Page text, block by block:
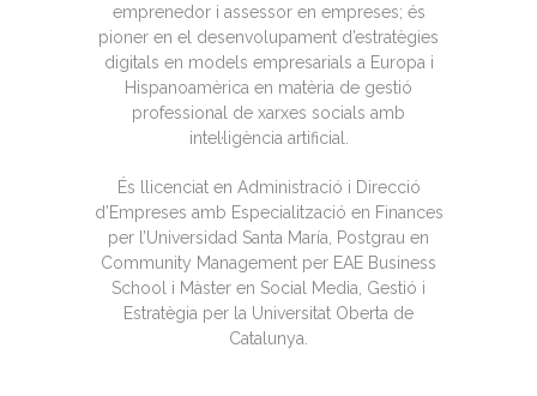
emprenedor i assessor en empreses; és
pioner en el desenvolupament d’estratègies
digitals en models empresarials a Europa i
Hispanoamèrica en matèria de gestió
professional de xarxes socials amb
intel·ligència artificial.
És llicenciat en Administració i Direcció
d’Empreses amb Especialització en Finances
per l’Universidad Santa María, Postgrau en
Community Management per EAE Business
School i Màster en Social Media, Gestió i
Estratègia per la Universitat Oberta de
Catalunya.